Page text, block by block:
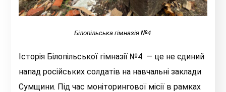
Білопільська гімназія №4
Історія Білопільської гімназії №4 — це не єдиний
напад російських солдатів на навчальні заклади
Сумщини. Під час моніторингової місії в рамках